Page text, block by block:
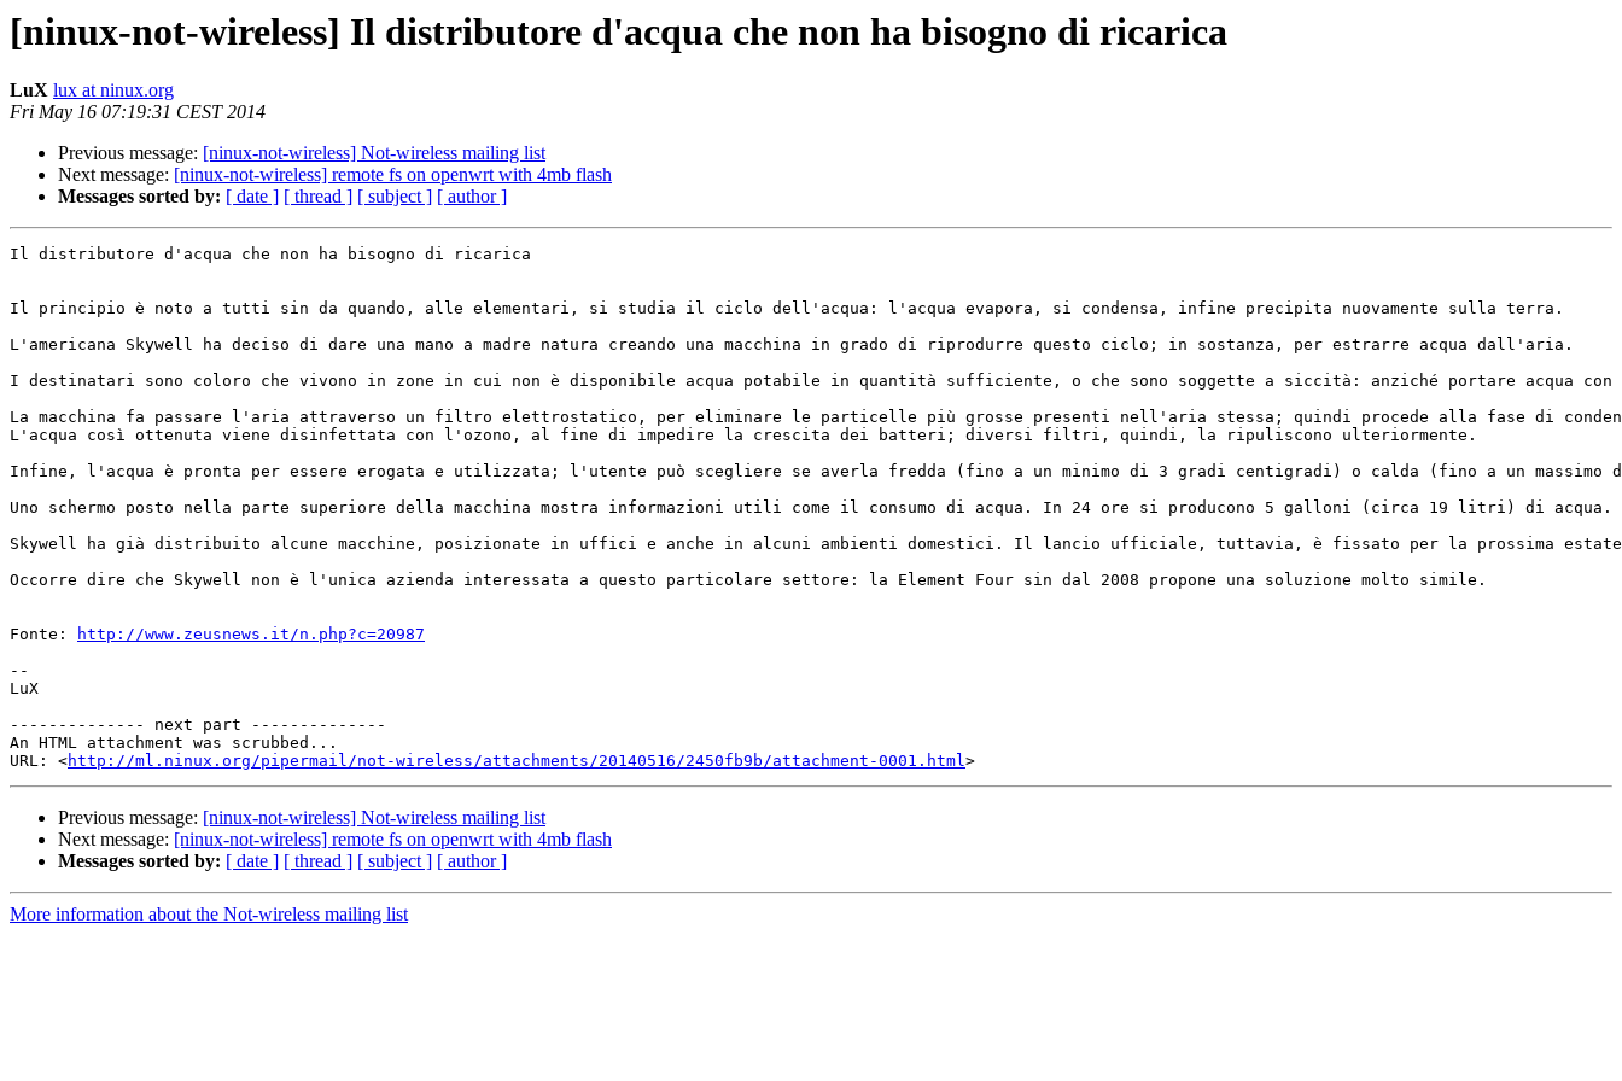
[ninux-not-wireless] Il distributore d'acqua che non ha bisogno di ricarica
LuX lux at ninux.org
Fri May 16 07:19:31 CEST 2014
Previous message: [ninux-not-wireless] Not-wireless mailing list
Next message: [ninux-not-wireless] remote fs on openwrt with 4mb flash
Messages sorted by: [ date ] [ thread ] [ subject ] [ author ]
Il distributore d'acqua che non ha bisogno di ricarica
Il principio è noto a tutti sin da quando, alle elementari, si studia il ciclo dell'acqua: l'acqua evapora, si condensa, infine precipita nuovamente sulla terra.
L'americana Skywell ha deciso di dare una mano a madre natura creando una macchina in grado di riprodurre questo ciclo; in sostanza, per estrarre acqua dall'aria.
I destinatari sono coloro che vivono in zone in cui non è disponibile acqua potabile in quantità sufficiente, o che sono soggette a siccità: anziché portare acqua
La macchina fa passare l'aria attraverso un filtro elettrostatico, per eliminare le particelle più grosse presenti nell'aria stessa; quindi procede alla fase di
L'acqua così ottenuta viene disinfettata con l'ozono, al fine di impedire la crescita dei batteri; diversi filtri, quindi, la ripuliscono ulteriormente.
Infine, l'acqua è pronta per essere erogata e utilizzata; l'utente può scegliere se averla fredda (fino a un minimo di 3 gradi centigradi) o calda (fino a un massimo
Uno schermo posto nella parte superiore della macchina mostra informazioni utili come il consumo di acqua. In 24 ore si producono 5 galloni (circa 19 litri) di acqua.
Skywell ha già distribuito alcune macchine, posizionate in uffici e anche in alcuni ambienti domestici. Il lancio ufficiale, tuttavia, è fissato per la prossima
Occorre dire che Skywell non è l'unica azienda interessata a questo particolare settore: la Element Four sin dal 2008 propone una soluzione molto simile.
Fonte:
http://www.zeusnews.it/n.php?c=20987
--
LuX
-------------- next part --------------
An HTML attachment was scrubbed...
URL: <http://ml.ninux.org/pipermail/not-wireless/attachments/20140516/2450fb9b/attachment-0001.html
Previous message: [ninux-not-wireless] Not-wireless mailing list
Next message: [ninux-not-wireless] remote fs on openwrt with 4mb flash
Messages sorted by: [ date ] [ thread ] [ subject ] [ author ]
More information about the Not-wireless mailing list